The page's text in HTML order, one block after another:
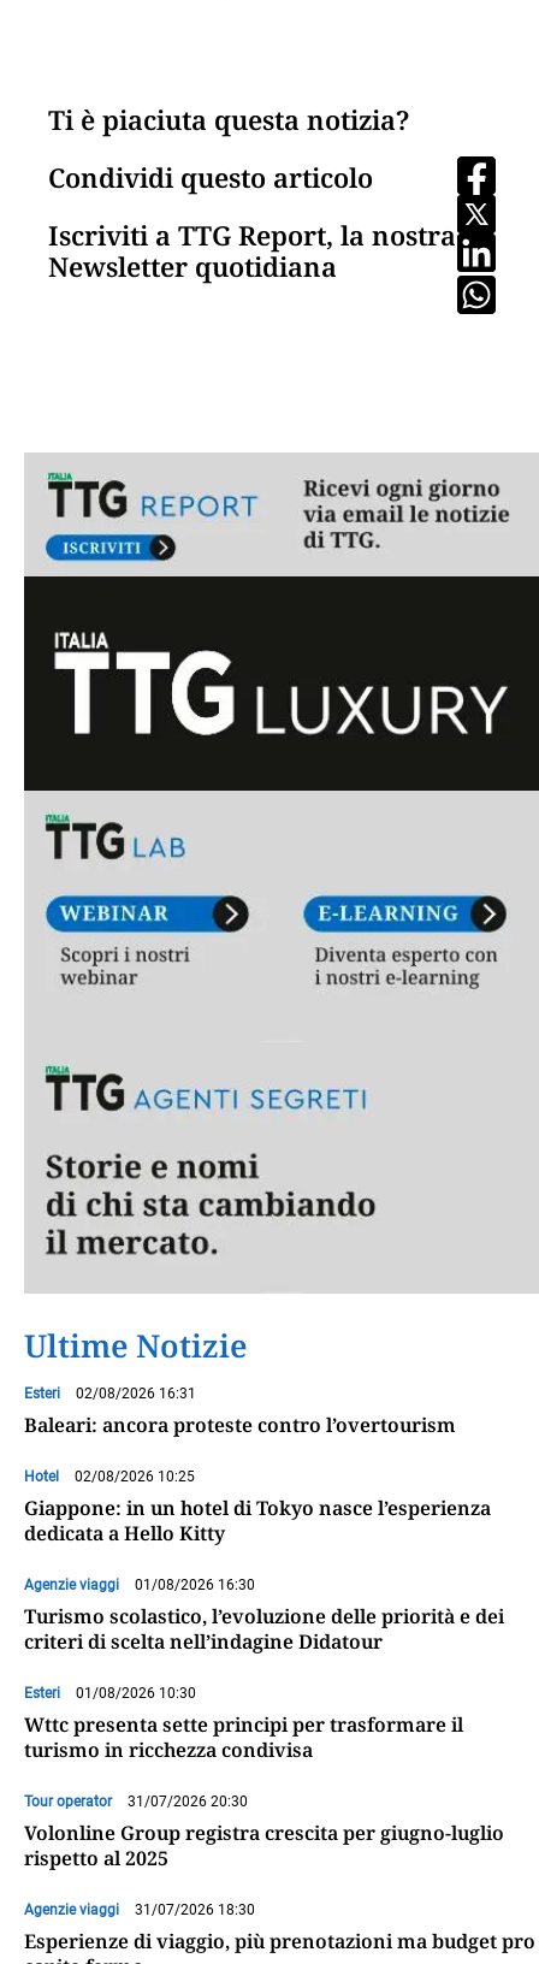
Ti è piaciuta questa notizia?
Condividi questo articolo
Iscriviti a TTG Report, la nostra
Newsletter quotidiana
Ultime Notizie
Esteri 02/08/2026 16:31
Baleari: ancora proteste contro l’overtourism
Hotel 02/08/2026 10:25
Giappone: in un hotel di Tokyo nasce l’esperienza
dedicata a Hello Kitty
Agenzie viaggi 01/08/2026 16:30
Turismo scolastico, l’evoluzione delle priorità e dei
criteri di scelta nell’indagine Didatour
Esteri 01/08/2026 10:30
Wttc presenta sette principi per trasformare il
turismo in ricchezza condivisa
Tour operator 31/07/2026 20:30
Volonline Group registra crescita per giugno-luglio
rispetto al 2025
Agenzie viaggi 31/07/2026 18:30
Esperienze di viaggio, più prenotazioni ma budget pro